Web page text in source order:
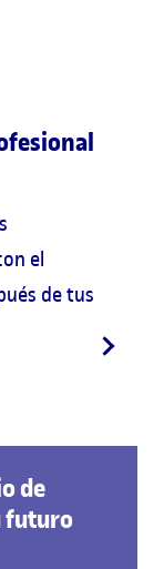
el
de tus
de
futuro